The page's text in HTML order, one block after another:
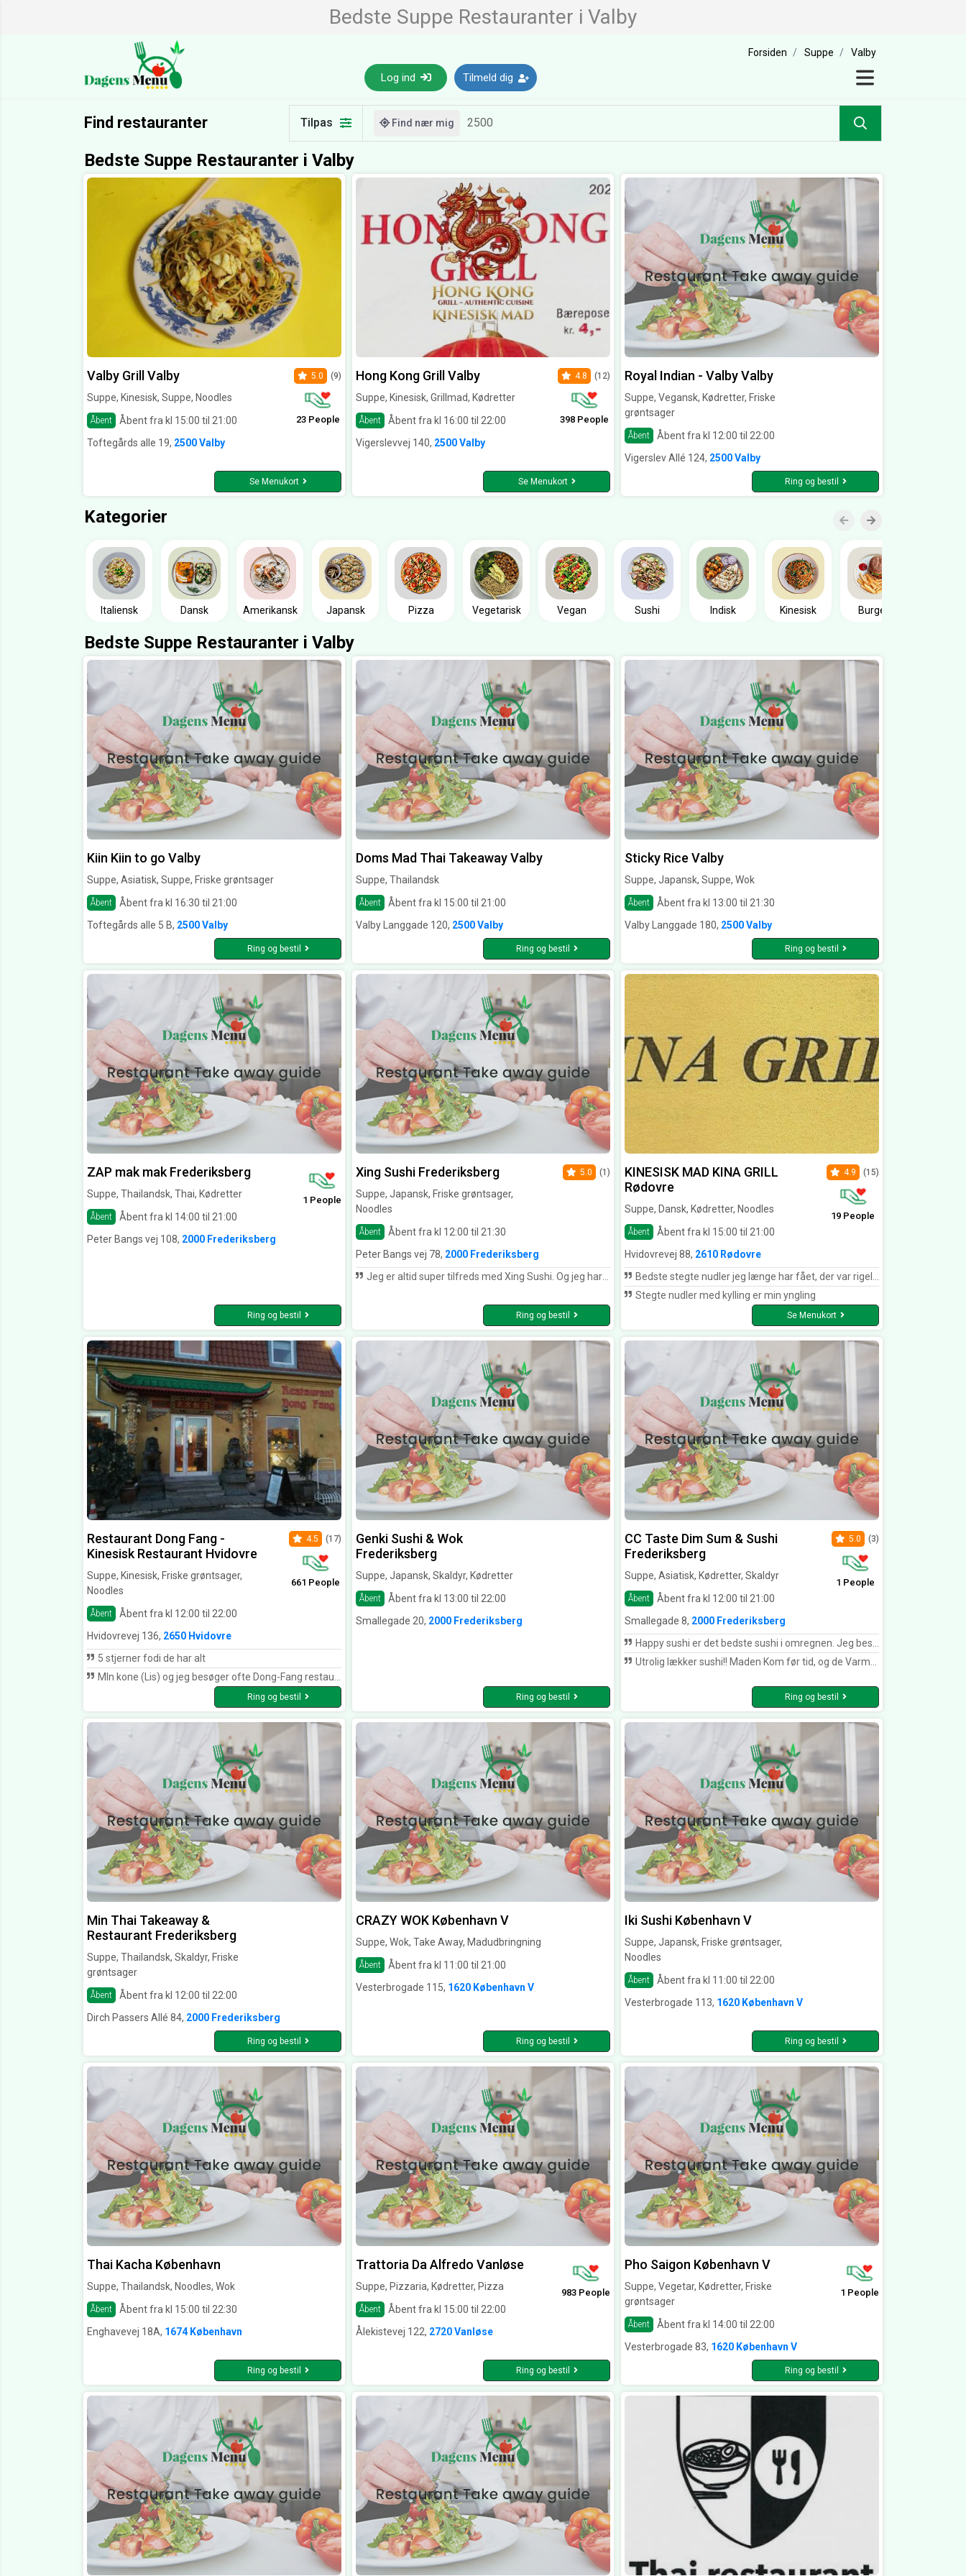
Bedste Suppe Restauranter i Valby
Forsiden Suppe Valby
Log ind Tilmeld dig
Find restauranter Tilpas Find nær mig
Bedste Suppe Restauranter i Valby
Valby Grill Valby
Suppe, Kinesisk, Suppe, Noodles
Åbent Åbent fra kl 15:00 til 21:00
5.0 (9)
23 People
Toftegårds alle 19, 2500 Valby
Se Menukort
Hong Kong Grill Valby
Suppe, Kinesisk, Grillmad, Kødretter
Åbent Åbent fra kl 16:00 til 22:00
4.8 (12)
398 People
Vigerslevvej 140, 2500 Valby
Se Menukort
Royal Indian - Valby Valby
Suppe, Vegansk, Kødretter, Friske
grøntsager
Åbent
Åbent fra kl 12:00 til 22:00
Vigerslev Allé 124, 2500 Valby
Ring og bestil
Kategorier
Italiensk Dansk Amerikansk Japansk Pizza Vegetarisk Vegan Sushi Indisk Kinesisk Burger
Bedste Suppe Restauranter i Valby
Kiin Kiin to go Valby
Suppe, Asiatisk, Suppe, Friske grøntsager
Åbent
Åbent fra kl 16:30 til 21:00
Toftegårds alle 5 B, 2500 Valby
Ring og bestil
Doms Mad Thai Takeaway Valby
Suppe, Thailandsk
Åbent
Åbent fra kl 15:00 til 21:00
Valby Langgade 120, 2500 Valby
Ring og bestil
Sticky Rice Valby
Suppe, Japansk, Suppe, Wok
Åbent
Åbent fra kl 13:00 til 21:30
Valby Langgade 180, 2500 Valby
Ring og bestil
ZAP mak mak Frederiksberg
Suppe, Thailandsk, Thai, Kødretter
Åbent Åbent fra kl 14:00 til 21:00
1 People
Peter Bangs vej 108, 2000 Frederiksberg
Ring og bestil
Xing Sushi Frederiksberg
Suppe, Japansk, Friske grøntsager,
Noodles
Åbent Åbent fra kl 12:00 til 21:30
5.0 (1)
Peter Bangs vej 78, 2000 Frederiksberg
Jeg er altid super tilfreds med Xing Sushi. Og jeg har spist sushi mange steder😋🍣
Ring og bestil
KINESISK MAD KINA GRILL
Rødovre
Suppe, Dansk, Kødretter, Noodles
Åbent Åbent fra kl 15:00 til 21:00
4.9 (15)
19 People
Hvidovrevej 88, 2610 Rødovre
Bedste stegte nudler jeg længe har fået, der var rigeligt og til rimelig pris, men priser på menukort er vist et par år gamle
Stegte nudler med kylling er min yngling
Se Menukort
Restaurant Dong Fang -
Kinesisk Restaurant Hvidovre
Suppe, Kinesisk, Friske grøntsager,
Noodles
Åbent Åbent fra kl 12:00 til 22:00
4.5 (17)
661 People
Hvidovrevej 136, 2650 Hvidovre
5 stjerner fodi de har alt
MIn kone (Lis) og jeg besøger ofte Dong-Fang restauranten i Hvidovre. Vi er meget begejstret for det store "tag selv" bord og der er noget for enhver smag. Is og pandekage som dessert er heller ikke at foragte. jo - vi ser altid frem til at besøge restauranten igen!
Ring og bestil
Genki Sushi & Wok
Frederiksberg
Suppe, Japansk, Skaldyr, Kødretter
Åbent
Åbent fra kl 13:00 til 22:00
Smallegade 20, 2000 Frederiksberg
Ring og bestil
CC Taste Dim Sum & Sushi
Frederiksberg
Suppe, Asiatisk, Kødretter, Skaldyr
Åbent Åbent fra kl 12:00 til 21:00
5.0 (3)
1 People
Smallegade 8, 2000 Frederiksberg
Happy sushi er det bedste sushi i omregnen. Jeg bestiller altid den med reje indeni og avokado uden på. Det er en dyr rulle men den sidder lige i skabet hver gang! Deres sushi er altid frisk og lækker, og personalet er så flinke.
Utrolig lækker sushi!! Maden Kom før tid, og de Varme retter var “Varme”. Det er ikke sidste gang vi bestiller herfra!
Ring og bestil
Min Thai Takeaway &
Restaurant Frederiksberg
Suppe, Thailandsk, Skaldyr, Friske
grøntsager
Åbent
Åbent fra kl 12:00 til 22:00
Dirch Passers Allé 84, 2000 Frederiksberg
Ring og bestil
CRAZY WOK København V
Suppe, Wok, Take Away, Madudbringning
Åbent
Åbent fra kl 11:00 til 21:00
Vesterbrogade 115, 1620 København V
Ring og bestil
Iki Sushi København V
Suppe, Japansk, Friske grøntsager,
Noodles
Åbent
Åbent fra kl 11:00 til 22:00
Vesterbrogade 113, 1620 København V
Ring og bestil
Thai Kacha København
Suppe, Thailandsk, Noodles, Wok
Åbent
Åbent fra kl 15:00 til 22:30
Enghavevej 18A, 1674 København
Ring og bestil
Trattoria Da Alfredo Vanløse
Suppe, Pizzaria, Kødretter, Pizza
Åbent Åbent fra kl 15:00 til 22:00
983 People
Ålekistevej 122, 2720 Vanløse
Ring og bestil
Pho Saigon København V
Suppe, Vegetar, Kødretter, Friske
grøntsager
Åbent Åbent fra kl 14:00 til 22:00
1 People
Vesterbrogade 83, 1620 København V
Ring og bestil